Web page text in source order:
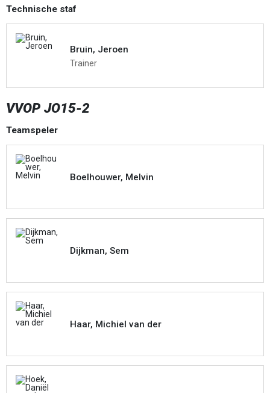
Technische staf
Bruin, Jeroen
Trainer
VVOP JO15-2
Teamspeler
Boelhouwer, Melvin
Dijkman, Sem
Haar, Michiel van der